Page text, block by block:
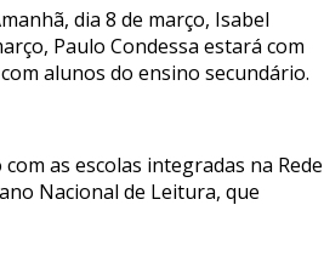
dia 8 de março, Isabel
Paulo Condessa estará com
alunos do ensino secundário.
as escolas integradas na Rede
Nacional de Leitura, que